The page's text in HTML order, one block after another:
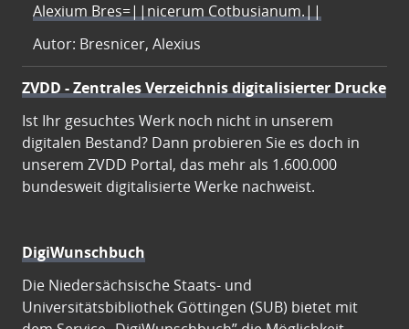
Alexium Bres=||nicerum Cotbusianum.||
Autor: Bresnicer, Alexius
ZVDD - Zentrales Verzeichnis digitalisierter Drucke
Ist Ihr gesuchtes Werk noch nicht in unserem
digitalen Bestand? Dann probieren Sie es doch in
unserem ZVDD Portal, das mehr als 1.600.000
bundesweit digitalisierte Werke nachweist.
DigiWunschbuch
Die Niedersächsische Staats- und
Universitätsbibliothek Göttingen (SUB) bietet mit